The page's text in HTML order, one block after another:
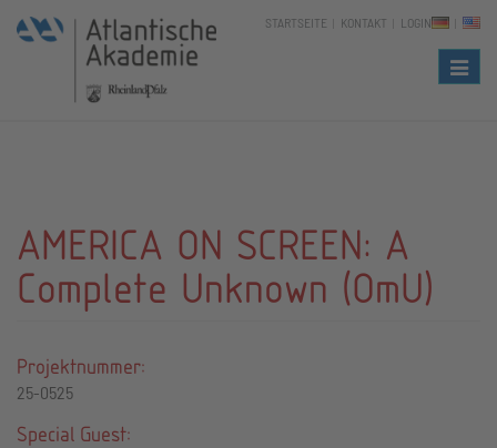
STARTSEITE KONTAKT LOGIN
AMERICA ON SCREEN: A
Complete Unknown (OmU)
Projektnummer:
25-0525
Special Guest: